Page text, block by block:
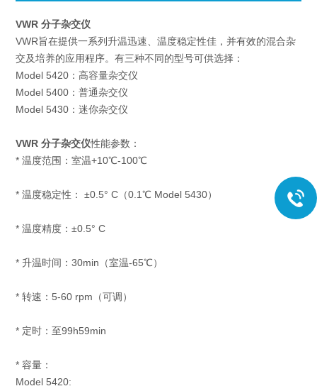
VWR 分子杂交仪
VWR旨在提供一系列升温迅速、温度稳定性佳，并有效的混合杂
交及培养的应用程序。有三种不同的型号可供选择：
Model 5420：高容量杂交仪
Model 5400：普通杂交仪
Model 5430：迷你杂交仪
VWR 分子杂交仪性能参数：
* 温度范围：室温+10℃-100℃
* 温度稳定性： ±0.5° C（0.1℃ Model 5430）
* 温度精度：±0.5° C
* 升温时间：30min（室温-65℃）
* 转速：5-60 rpm（可调）
* 定时：至99h59min
* 容量：
Model 5420: